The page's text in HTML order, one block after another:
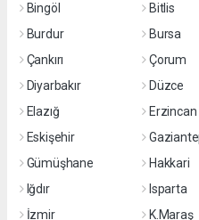
Bingöl
Bitlis
Burdur
Bursa
Çankırı
Çorum
Diyarbakır
Düzce
Elazığ
Erzincan
Eskişehir
Gümüşhane
Hakkari
Iğdır
Isparta
İzmir
K.Maraş